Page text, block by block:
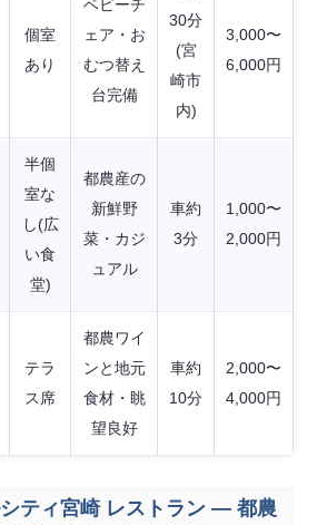
個室
あり
ベビーチ
ェア・お
むつ替え
台完備
30分
(宮
崎市
内)
3,000〜
6,000円
半個
室な
し(広
い食
堂)
都農産の
新鮮野
菜・カジ
ュアル
車約
3分
1,000〜
2,000円
テラ
ス席
都農ワイ
ンと地元
食材・眺
望良好
車約
10分
2,000〜
4,000円
ティ宮崎 レストラン — 都農